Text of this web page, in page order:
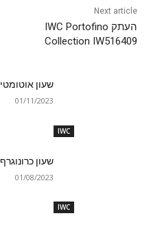
Next article
העתק IWC Portofino
Collection IW516409
IWC
שעון אוטומטי IWC AUTOMATIC 2000 העתק
01/11/2023
IWC
שעון כרונוגרף IWC Portofino העתק
01/08/2023